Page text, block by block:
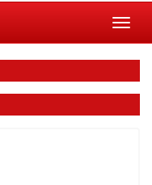
Toggle